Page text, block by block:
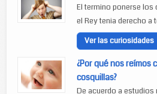
El termino ponerse los
el Rey tenia derecho a
Ver las curiosidades
¿Por qué nos reímos
cosquillas?
De acuerdo a